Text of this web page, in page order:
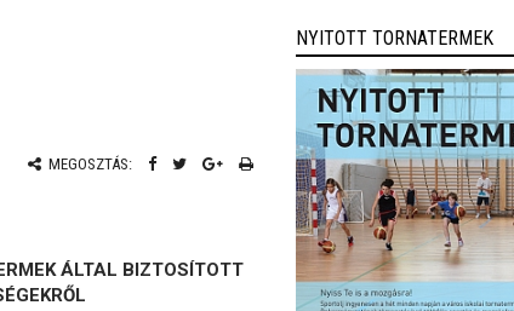
MEGOSZTÁS:
ÁLTAL BIZTOSÍTOTT
NYITOTT TORNATERMEK